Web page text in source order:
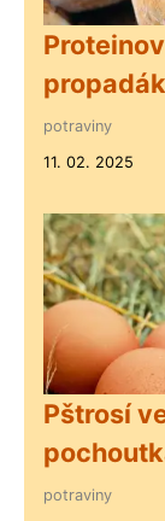
potraviny
11. 02. 2025
Pštrosí
potraviny